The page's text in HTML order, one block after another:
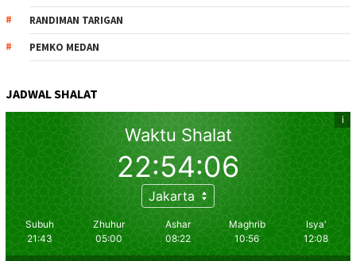
RANDIMAN TARIGAN
PEMKO MEDAN
JADWAL SHALAT